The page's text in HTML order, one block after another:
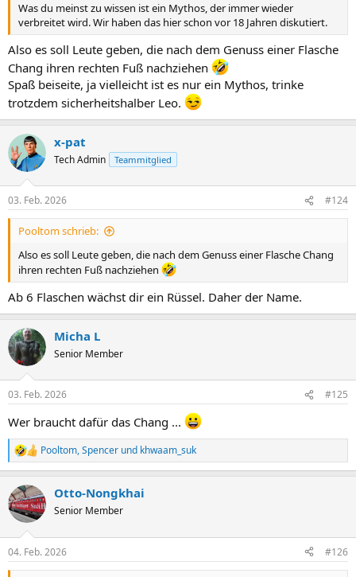
Was du meinst zu wissen ist ein Mythos, der immer wieder
verbreitet wird. Wir haben das hier schon vor 18 Jahren diskutiert.
Also es soll Leute geben, die nach dem Genuss einer Flasche
Chang ihren rechten Fuß nachziehen
Spaß beiseite, ja vielleicht ist es nur ein Mythos, trinke
trotzdem sicherheitshalber Leo.
x-pat
Tech Admin Teammitglied
03. Feb. 2026 #124
Pooltom schrieb:
Also es soll Leute geben, die nach dem Genuss einer Flasche Chang
ihren rechten Fuß nachziehen
Ab 6 Flaschen wächst dir ein Rüssel. Daher der Name.
Micha L
Senior Member
03. Feb. 2026 #125
Wer braucht dafür das Chang ...
R
e
k
t
i
e
n
Pooltom,Spencer und khwaam_suk
Otto-Nongkhai
Senior Member
04. Feb. 2026 #126